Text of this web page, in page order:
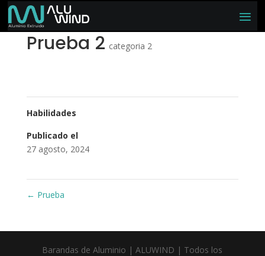
Prueba 2 categoria 2
Habilidades
Publicado el
27 agosto, 2024
← Prueba
Barandas de Aluminio | ALUWIND | Todos los